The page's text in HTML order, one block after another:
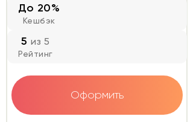
До 20%
Кешбэк
5из 5
Рейтинг
Оформить